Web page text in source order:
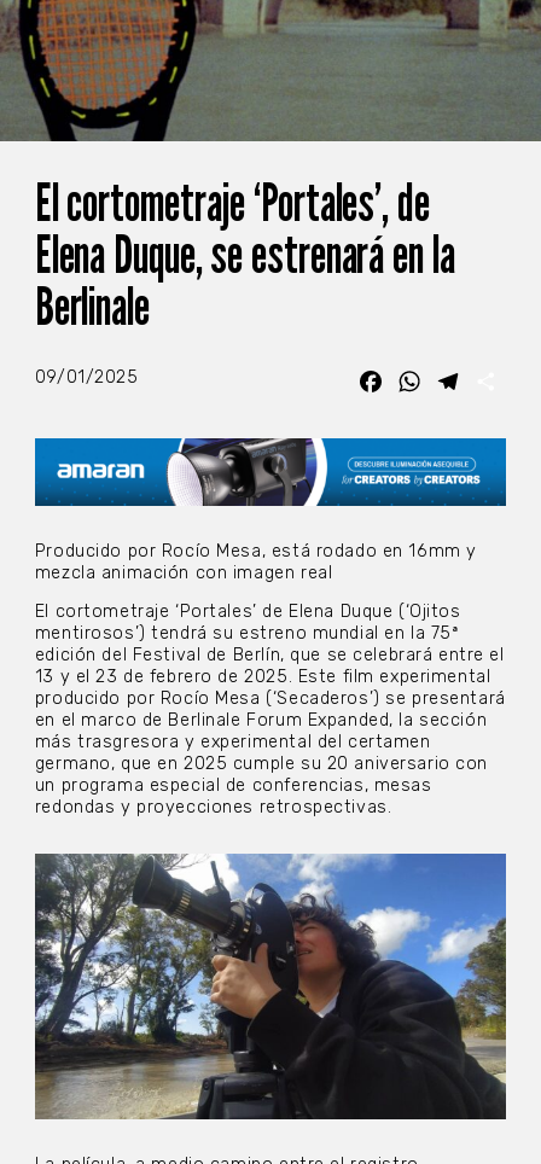
El cortometraje ‘Portales’, de
Elena Duque, se estrenará en la
Berlinale
09/01/2025 FacebookWhatsApp
Producido por Rocío Mesa, está rodado en 16mm y
mezcla animación con imagen real
El cortometraje ‘Portales’ de Elena Duque (‘Ojitos
mentirosos’) tendrá su estreno mundial en la 75ª
edición del Festival de Berlín, que se celebrará entre el
13 y el 23 de febrero de 2025. Este film experimental
producido por Rocío Mesa (‘Secaderos’) se presentará
en el marco de Berlinale Forum Expanded, la sección
más trasgresora y experimental del certamen
germano, que en 2025 cumple su 20 aniversario con
un programa especial de conferencias, mesas
redondas y proyecciones retrospectivas.